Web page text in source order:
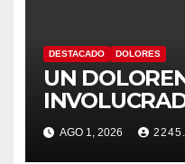
DESTACADO DOLORES
UN
SINIESTRO
CON
AGO 1, 2026